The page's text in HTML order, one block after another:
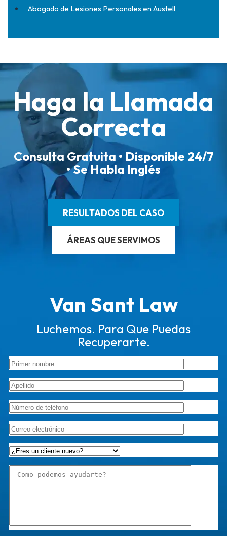
Abogado de Lesiones Personales en Austell
Haga la Llamada
Correcta
Consulta Gratuita • Disponible 24/7
• Se Habla Inglés
RESULTADOS DEL CASO
ÁREAS QUE SERVIMOS
Van Sant Law
Luchemos. Para Que Puedas
Recuperarte.